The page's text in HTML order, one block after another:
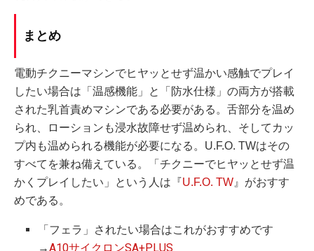
まとめ
電動チクニーマシンでヒヤッとせず温かい感触でプレイ
したい場合は「温感機能」と「防水仕様」の両方が搭載
された乳首責めマシンである必要がある。舌部分を温め
られ、ローションも浸水故障せず温められ、そしてカッ
プ内も温められる機能が必要になる。U.F.O. TWはその
すべてを兼ね備えている。「チクニーでヒヤッとせず温
かくプレイしたい」という人は『U.F.O. TW 』がおすす
めである。
「フェラ」されたい場合はこれがおすすめです
→A10サイクロンSA+PLUS